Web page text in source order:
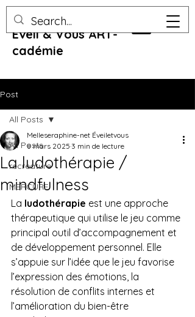
Eveil & Vous ART-
cadémie
Post
All Posts
recreature
MERCURE
All Posts
La ludothérapie /
mindfulness
Melleseraphine-net Éveiletvous
8 mars 2025 3 min de lecture
La ludothérapie est une approche
thérapeutique qui utilise le jeu comme
principal outil d’accompagnement et
de développement personnel. Elle
s’appuie sur l’idée que le jeu favorise
l’expression des émotions, la
résolution de conflits internes et
l’amélioration du bien-être